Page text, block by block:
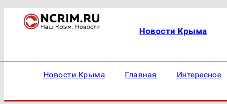
Новости Крыма
Новости Крыма Главная Интересное